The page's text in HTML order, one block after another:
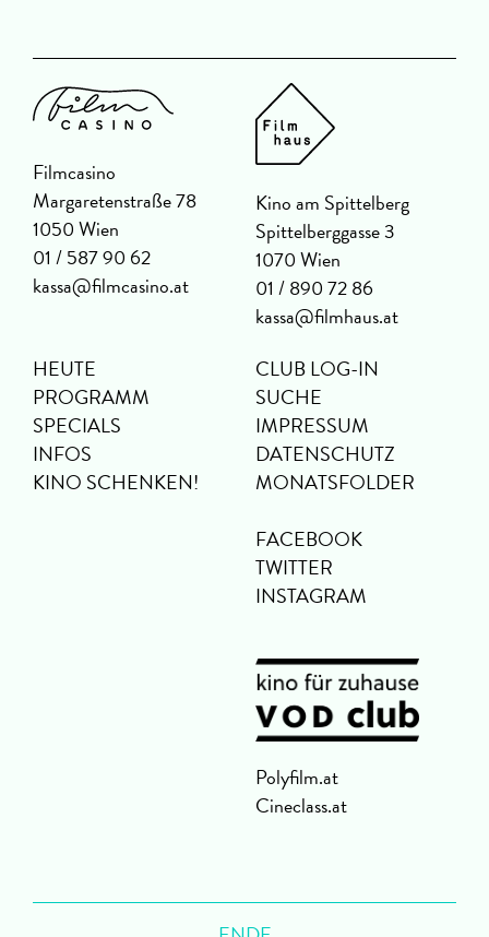
Filmcasino
Margaretenstraße 78
1050 Wien
01 / 587 90 62
kassa@filmcasino.at
Kino am Spittelberg
Spittelberggasse 3
1070 Wien
01 / 890 72 86
kassa@filmhaus.at
HEUTE
PROGRAMM
SPECIALS
INFOS
KINO SCHENKEN!
CLUB LOG-IN
SUCHE
IMPRESSUM
DATENSCHUTZ
MONATSFOLDER
FACEBOOK
TWITTER
INSTAGRAM
Polyfilm.at
Cineclass.at